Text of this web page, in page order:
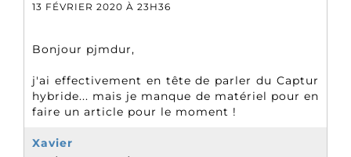
13 FÉVRIER 2020 À 23H36
Bonjour pjmdur,
j'ai effectivement en tête de parler du Captur
hybride... mais je manque de matériel pour en
faire un article pour le moment !
Xavier